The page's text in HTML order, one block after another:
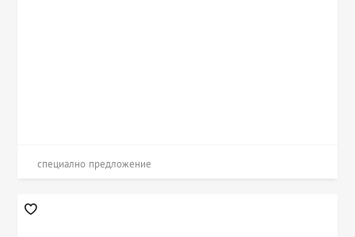
специално предложение